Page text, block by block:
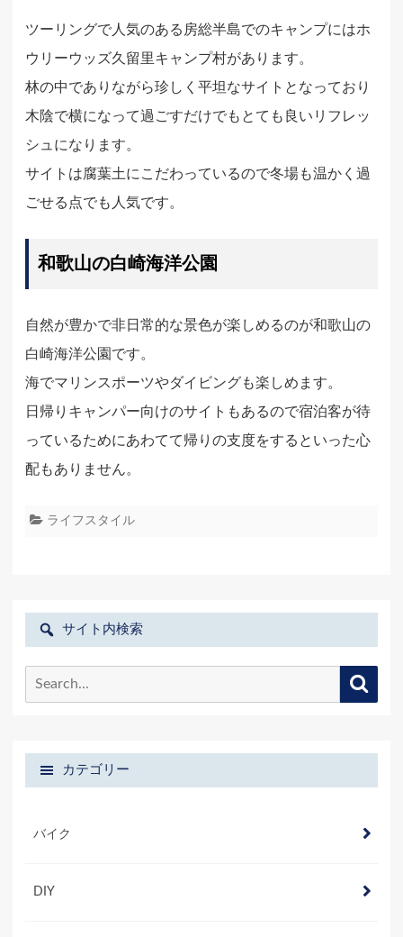
ツーリングで人気のある房総半島でのキャンプにはホ
ウリーウッズ久留里キャンプ村があります。
林の中でありながら珍しく平坦なサイトとなっており
木陰で横になって過ごすだけでもとても良いリフレッ
シュになります。
サイトは腐葉土にこだわっているので冬場も温かく過
ごせる点でも人気です。
和歌山の白崎海洋公園
自然が豊かで非日常的な景色が楽しめるのが和歌山の
白崎海洋公園です。
海でマリンスポーツやダイビングも楽しめます。
日帰りキャンパー向けのサイトもあるので宿泊客が待
っているためにあわてて帰りの支度をするといった心
配もありません。
ライフスタイル
サイト内検索
カテゴリー
バイク
DIY